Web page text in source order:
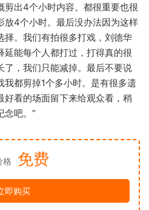
剪出4个小时内容。都很重要也很
放4个小时。最后没办法因为这样
择。我们有拍很多打戏，刘德华
延能每个人都打过，打得真的很
了，我们只能减掉。最后不要说
都剪掉1个多小时。是有很多遗
看的场面留下来给观众看，稍
念吧。”
格 免费
即购买